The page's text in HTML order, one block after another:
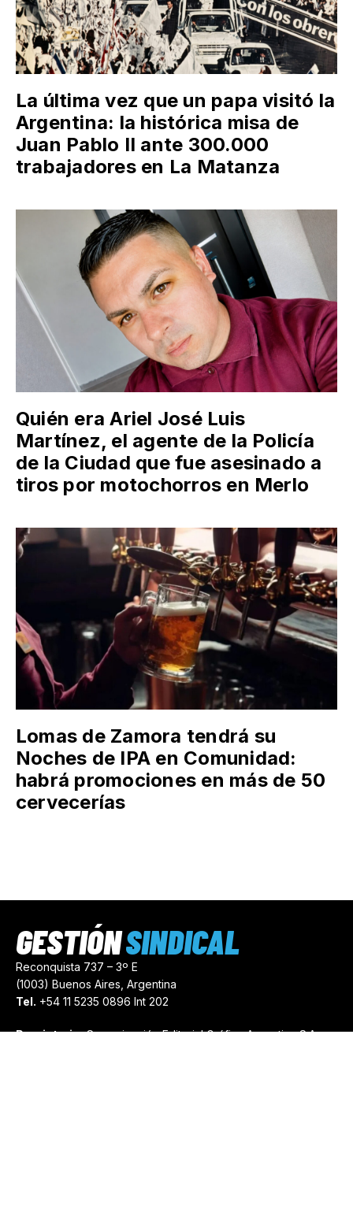
La última vez que un papa visitó la
Argentina: la histórica misa de
Juan Pablo II ante 300.000
trabajadores en La Matanza
Quién era Ariel José Luis
Martínez, el agente de la Policía
de la Ciudad que fue asesinado a
tiros por motochorros en Merlo
Lomas de Zamora tendrá su
Noches de IPA en Comunidad:
habrá promociones en más de 50
cervecerías
Reconquista 737 – 3º E
(1003) Buenos Aires, Argentina
Tel. +54 11 5235 0896 Int 202
Propietario:Comunicación Editorial Gráfica Argentina S.A.
GESTIÓNSINDICAL